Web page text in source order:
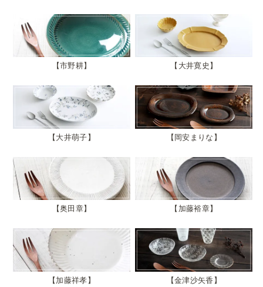
市野耕 大井寛史
大井萌子 岡安まりな
奥田章 加藤裕章
加藤祥孝 金津沙矢香